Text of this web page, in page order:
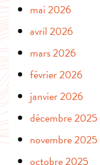
mai 2026
avril 2026
mars 2026
février 2026
janvier 2026
décembre 2025
novembre 2025
octobre 2025